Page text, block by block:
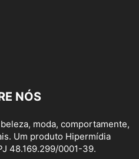
NÓS
moda, comportamente,
Um produto Hipermídia
48.169.299/0001-39.